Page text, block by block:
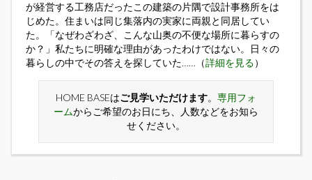
が経営する工務店だったこの建築の片隅で設計事務所をは
じめた。住まいは同じ集落内の実家に両親と同居してい
た。「なぜわざわざ、こんな山奥の不便な場所に暮らすの
か？」私たちに明確な理由があったわけではない。日々の
暮らしの中でその答えを探していた……（詳細を見る）
HOME BASEはご見学いただけます。 専用フォ
ームからご希望のお日にち、人数などをお知ら
せください。